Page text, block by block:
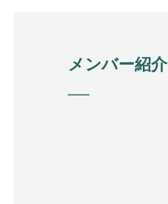
メンバー紹介